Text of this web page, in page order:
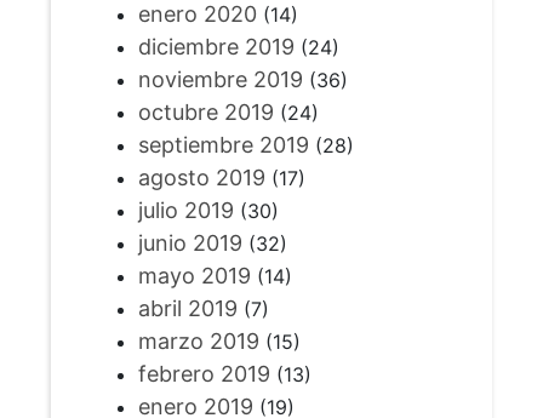
enero 2020(14)
diciembre 2019 (24)
noviembre 2019 (36)
octubre 2019 (24)
septiembre 2019 (28)
agosto 2019 (17)
julio 2019 (30)
junio 2019 (32)
mayo 2019 (14)
abril 2019 (7)
marzo 2019 (15)
febrero 2019 (13)
enero 2019 (19)